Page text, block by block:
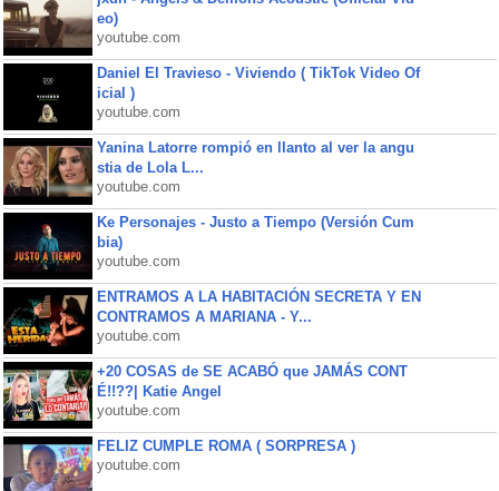
eo)
youtube.com
Daniel El Travieso - Viviendo ( TikTok Video Of
icial )
youtube.com
Yanina Latorre rompió en llanto al ver la angu
stia de Lola L...
youtube.com
Ke Personajes - Justo a Tiempo (Versión Cum
bia)
youtube.com
ENTRAMOS A LA HABITACIÓN SECRETA Y EN
CONTRAMOS A MARIANA - Y...
youtube.com
+20 COSAS de SE ACABÓ que JAMÁS CONT
É!!??| Katie Angel
youtube.com
FELIZ CUMPLE ROMA ( SORPRESA )
youtube.com